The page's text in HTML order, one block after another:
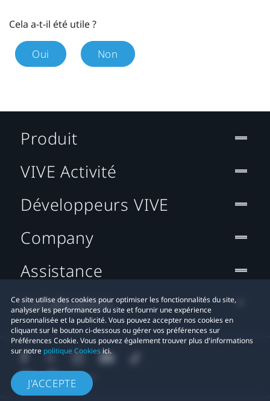
Cela a-t-il été utile ?
Oui Non
Ce site utilise des cookies pour optimiser les fonctionnalités du site,
analyser les performances du site et fournir une expérience
personnalisée et la publicité. Vous pouvez accepter nos cookies en
cliquant sur le bouton ci-dessous ou gérer vos préférences sur
Préférences Cookie. Vous pouvez également trouver plus d'informations
sur notre politique Cookiesici.
J'ACCEPTE
Produit
VIVE Activité
Développeurs VIVE
Company
Assistance
Localisation